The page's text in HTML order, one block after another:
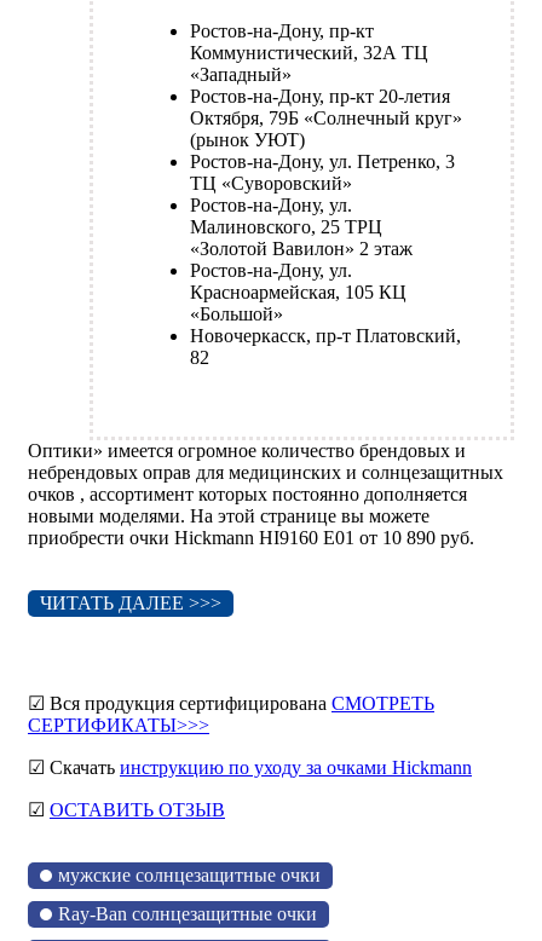
Ростов-на-Дону, пр-кт
Коммунистический, 32А ТЦ
«Западный»
Ростов-на-Дону, пр-кт 20-летия
Октября, 79Б «Солнечный круг»
(рынок УЮТ)
Ростов-на-Дону, ул. Петренко, 3
ТЦ «Суворовский»
Ростов-на-Дону, ул.
Малиновского, 25 ТРЦ
«Золотой Вавилон» 2 этаж
Ростов-на-Дону, ул.
Красноармейская, 105 КЦ
«Большой»
Новочеркасск, пр-т Платовский,
82
Оптики» имеется огромное количество брендовых и
небрендовых оправ для медицинских и солнцезащитных
очков , ассортимент которых постоянно дополняется
новыми моделями. На этой странице вы можете
приобрести очки Hickmann HI9160 E01 от 10 890 руб.
ЧИТАТЬ ДАЛЕЕ >>>
☑ Вся продукция сертифицирована СМОТРЕТЬ
СЕРТИФИКАТЫ>>>
☑ Скачать инструкцию по уходу за очками Hickmann
☑ ОСТАВИТЬ ОТЗЫВ
мужские солнцезащитные очки
Ray-Ban солнцезащитные очки